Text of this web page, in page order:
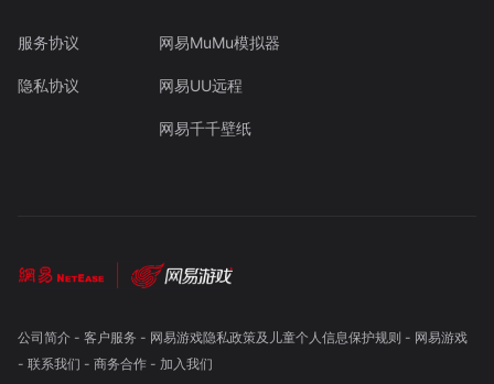
服务协议
隐私协议
网易MuMu模拟器
网易UU远程
网易千千壁纸
公司简介- 客户服务 - 网易游戏隐私政策及儿童个人信息保护规则 - 网易游戏
- 联系我们 - 商务合作- 加入我们